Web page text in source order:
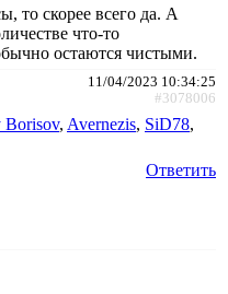
то скорее всего да. А
что-то
остаются чистыми.
11/04/2023 10:34:25
#3078006
Borisov, Avernezis, SiD78,
Ответить